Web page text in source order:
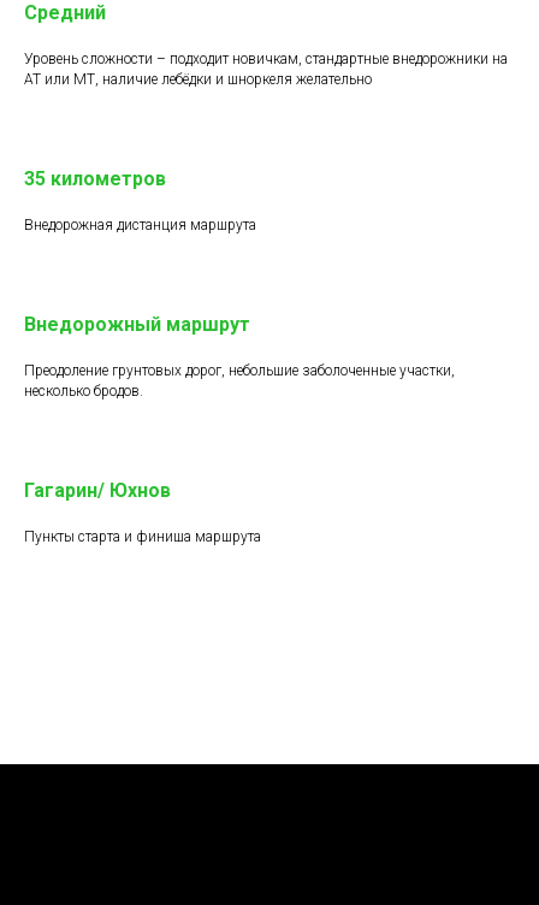
Средний
Уровень сложности – подходит новичкам, стандартные внедорожники на
АТ или МТ, наличие лебёдки и шноркеля желательно
35 километров
Внедорожная дистанция маршрута
Внедорожный маршрут
Преодоление грунтовых дорог, небольшие заболоченные участки,
несколько бродов.
Гагарин/ Юхнов
Пункты старта и финиша маршрута